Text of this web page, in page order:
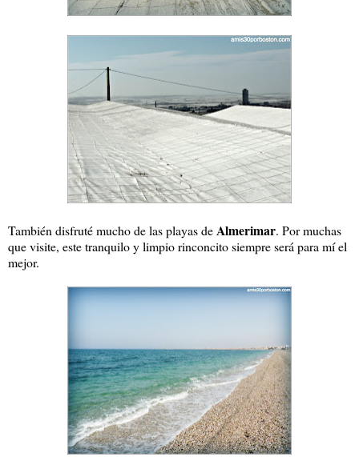
También disfruté mucho de las playas deAlmerimar. Por muchas
que visite, este tranquilo y limpio rinconcito siempre será para mí el
mejor.